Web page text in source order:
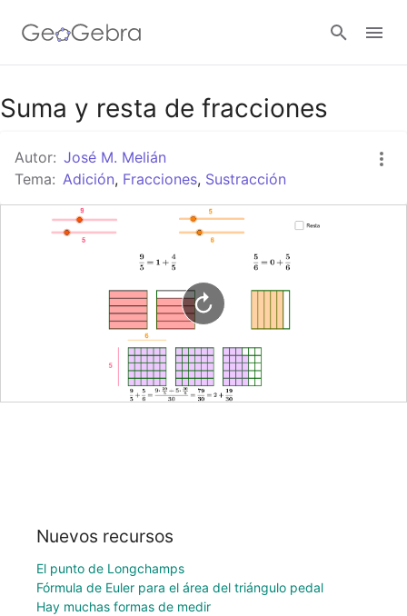
Google Classroom
GeoGebra Classroom
Abrir sesión
Suma y resta de fracciones
Autor: José M. Melián
Tema: Adición, Fracciones, Sustracción
Nuevos recursos
El punto de Longchamps
Fórmula de Euler para el área del triángulo pedal
Hay muchas formas de medir